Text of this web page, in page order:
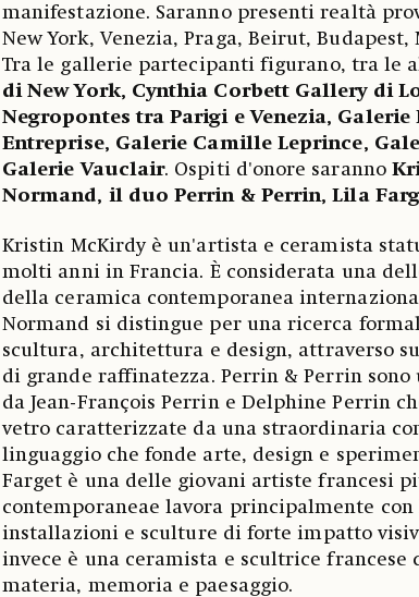
manifestazione. Saranno presenti realtà
New York, Venezia, Praga, Beirut, Budapest,
Tra le gallerie partecipanti figurano, tra le
di New York, Cynthia Corbett Gallery di
Negropontes tra Parigi e Venezia, Galerie
Entreprise, Galerie Camille Leprince,
Galerie Vauclair. Ospiti d'onore saranno
Normand, il duo Perrin & Perrin, Lila
Kristin McKirdy è un'artista e ceramista
molti anni in Francia. È considerata una
della ceramica contemporanea
Normand si distingue per una ricerca
scultura, architettura e design, attraverso
di grande raffinatezza. Perrin & Perrin sono
da Jean-François Perrin e Delphine Perrin
vetro caratterizzate da una straordinaria
linguaggio che fonde arte, design e
Farget è una delle giovani artiste francesi
contemporaneae lavora principalmente
installazioni e sculture di forte impatto
invece è una ceramista e scultrice
materia, memoria e paesaggio.